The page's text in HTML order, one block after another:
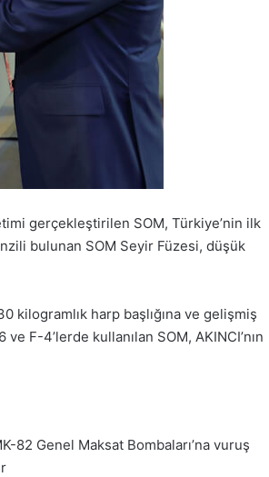
gerçekleştirilen SOM, Türkiye’nin ilk
bulunan SOM Seyir Füzesi, düşük
kilogramlık harp başlığına ve gelişmiş
F-4’lerde kullanılan SOM, AKINCI’nın
82 Genel Maksat Bombaları’na vuruş